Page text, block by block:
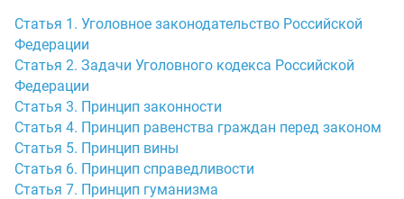
Статья 1. Уголовное законодательство Российской
Федерации
Статья 2. Задачи Уголовного кодекса Российской
Федерации
Статья 3. Принцип законности
Статья 4. Принцип равенства граждан перед законом
Статья 5. Принцип вины
Статья 6. Принцип справедливости
Статья 7. Принцип гуманизма